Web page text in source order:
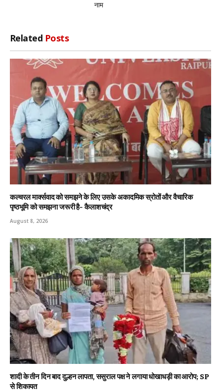
नाम
Related Posts
कल्चरल मार्क्सवाद को समझने के लिए उसके अकादमिक स्रोतों और वैचारिक
पृष्ठभूमि को समझना जरूरी है- कैलाशचंद्र
August 8, 2026
शादी के तीन दिन बाद दुल्हन लापता, ससुराल पक्ष ने लगाया धोखाधड़ी का आरोप; SP
से शिकायत